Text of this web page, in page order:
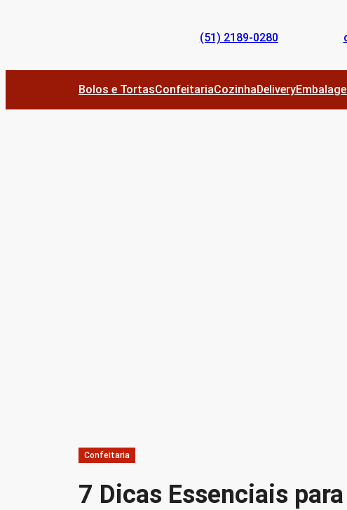
(51) 2189-0280
Bolos e TortasConfeitariaCozinhaDelivery
Confeitaria
7 Dicas Essenciais